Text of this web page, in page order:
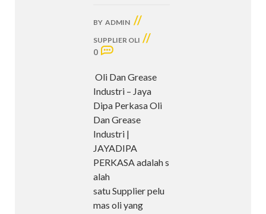
BY ADMIN //
SUPPLIER OLI //
0
Oli Dan Grease
Industri – Jaya
Dipa Perkasa Oli
Dan Grease
Industri |
JAYADIPA
PERKASA adalah s
alah
satu Supplier pelu
mas oli yang